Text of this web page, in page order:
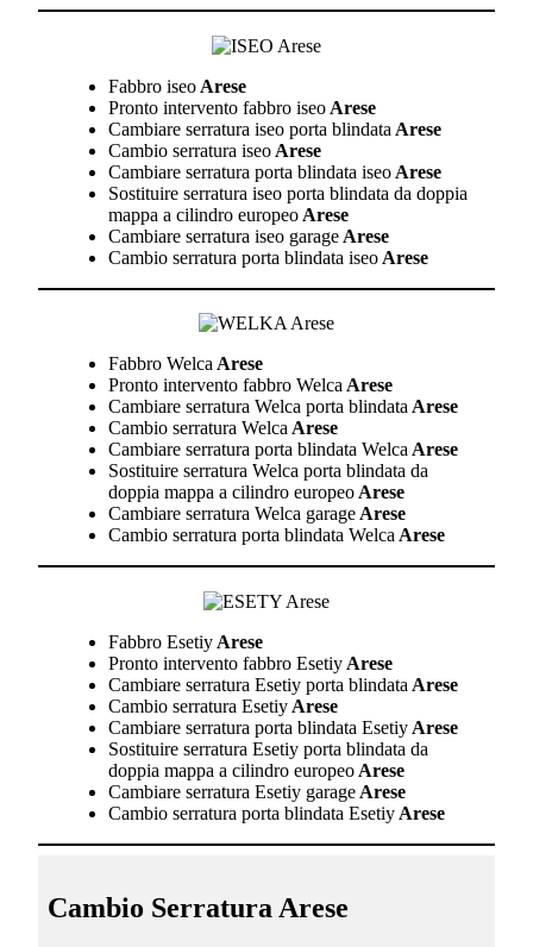
Fabbro iseo Arese
Pronto intervento fabbro iseo Arese
Cambiare serratura iseo porta blindata Arese
Cambio serratura iseo Arese
Cambiare serratura porta blindata iseo Arese
Sostituire serratura iseo porta blindata da doppia
mappa a cilindro europeo Arese
Cambiare serratura iseo garage Arese
Cambio serratura porta blindata iseo Arese
Fabbro Welca Arese
Pronto intervento fabbro Welca Arese
Cambiare serratura Welca porta blindata Arese
Cambio serratura Welca Arese
Cambiare serratura porta blindata Welca Arese
Sostituire serratura Welca porta blindata da
doppia mappa a cilindro europeo Arese
Cambiare serratura Welca garage Arese
Cambio serratura porta blindata Welca Arese
Fabbro Esetiy Arese
Pronto intervento fabbro Esetiy Arese
Cambiare serratura Esetiy porta blindata Arese
Cambio serratura Esetiy Arese
Cambiare serratura porta blindata Esetiy Arese
Sostituire serratura Esetiy porta blindata da
doppia mappa a cilindro europeo Arese
Cambiare serratura Esetiy garage Arese
Cambio serratura porta blindata Esetiy Arese
Cambio Serratura Arese